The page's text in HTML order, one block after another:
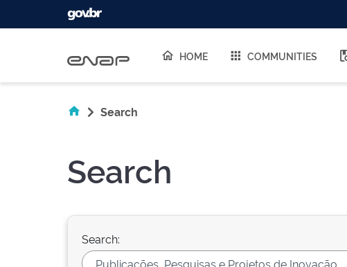
HOME COMMUNITIES
Search
Search
Search: